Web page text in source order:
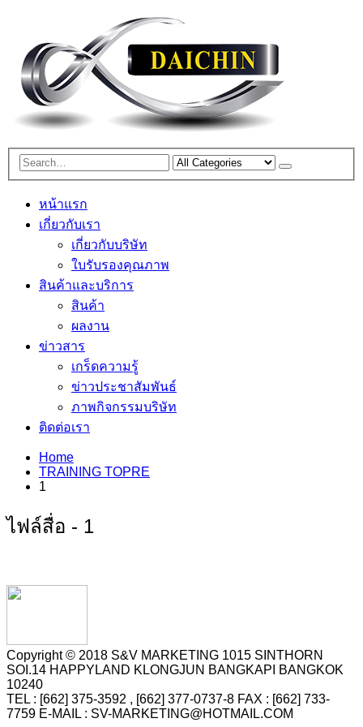
หน้าแรก
เกี่ยวกับเรา
เกี่ยวกับบริษัท
ใบรับรองคุณภาพ
สินค้าและบริการ
สินค้า
ผลงาน
ข่าวสาร
เกร็ดความรู้
ข่าวประชาสัมพันธ์
ภาพกิจกรรมบริษัท
ติดต่อเรา
Home
TRAINING TOPRE
1
ไฟล์สื่อ - 1
Copyright © 2018 S&V MARKETING 1015 SINTHORN
SOI.14 HAPPYLAND KLONGJUN BANGKAPI BANGKOK
10240
TEL : [662] 375-3592 , [662] 377-0737-8 FAX : [662] 733-
7759 E-MAIL : SV-MARKETING@HOTMAIL.COM